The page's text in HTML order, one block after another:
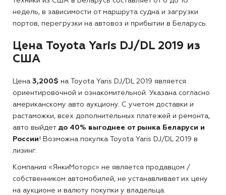
недель, в зависимости от маршрута судна и загрузки
портов, перегрузки на автовоз и прибытии в Беларусь.
Цена Toyota Yaris DJ/DL 2019 из
США
Цена 3,200$ на Toyota Yaris DJ/DL 2019 является
ориентировочной и ознакомительной. Указана согласно
американскому авто аукциону. С учетом доставки и
растаможки, всех дополнительных платежей и ремонта,
авто выйдет до 40% выгоднее от рынка Беларуси и
России! Возможна покупка Toyota Yaris DJ/DL 2019 в
лизинг.
Компания «ЯнкиМоторс» не является продавцом /
собственником автомобилей, не устанавливает их цену
на аукционе и валюту покупки у владельца.